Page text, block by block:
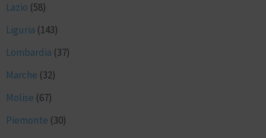
Lazio (58)
Liguria (143)
Lombardia (37)
Marche (32)
Molise (67)
Piemonte (30)